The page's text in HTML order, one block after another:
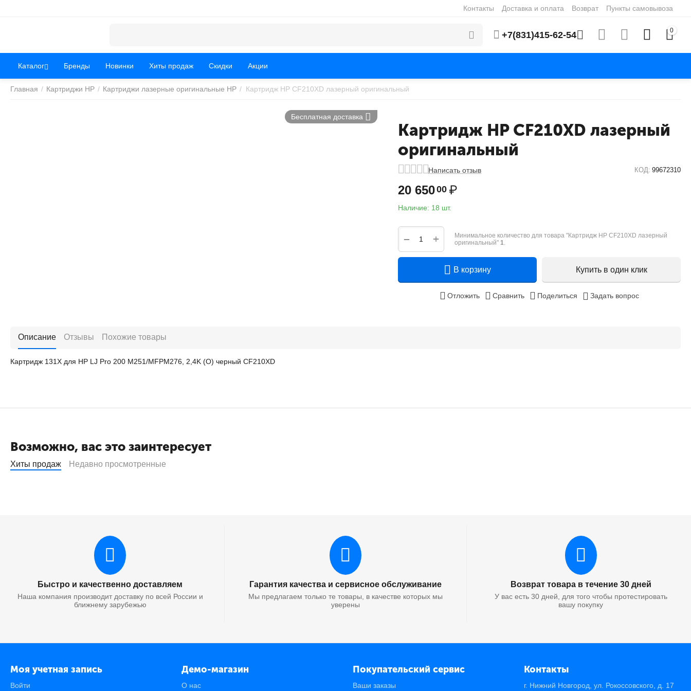
Контакты Доставка и оплата Возврат Пункты самовывоза
+7(831)415-62-54 0
Каталог Бренды Новинки Хиты продаж Скидки Акции
Главная / Картриджи HP / Картриджи лазерные оригинальные HP / Картридж HP CF210XD лазерный оригинальный
Картридж HP CF210XD лазерный
оригинальный
Написать отзыв КОД: 99672310
20 65000 ₽
Наличие: 18 шт.
+
−
Минимальное количество для товара "Картридж HP CF210XD лазерный
оригинальный" 1.
В корзину Купить в один клик
Отложить Сравнить Поделиться Задать вопрос
Описание Отзывы Похожие товары
Картридж 131X для HP LJ Pro 200 M251/MFPM276, 2,4K (O) черный CF210XD
Возможно, вас это заинтересует
Хиты продаж Недавно просмотренные
Быстро и качественно доставляем
Наша компания производит доставку по всей России и
ближнему зарубежью
Гарантия качества и сервисное обслуживание
Мы предлагаем только те товары, в качестве которых мы
уверены
Возврат товара в течение 30 дней
У вас есть 30 дней, для того чтобы протестировать
вашу покупку
Моя учетная запись
Войти
Демо-магазин
О нас
Покупательский сервис
Ваши заказы
Контакты
г. Нижний Новгород, ул. Рокоссовского, д. 17